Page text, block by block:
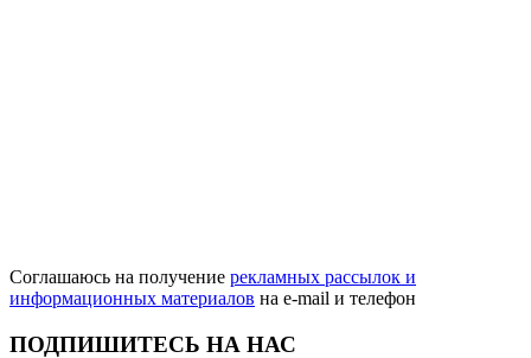
Соглашаюсь на получение рекламных рассылок и
информационных материалов на e‑mail и телефон
ПОДПИШИТЕСЬ НА НАС